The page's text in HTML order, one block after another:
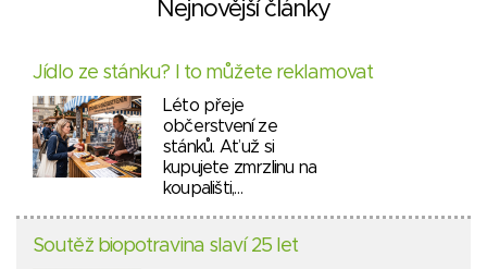
Nejnovější články
Jídlo ze stánku? I to můžete reklamovat
Léto přeje
občerstvení ze
stánků. Ať už si
kupujete zmrzlinu na
koupališti,…
Soutěž biopotravina slaví 25 let